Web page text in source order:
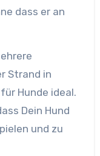
dass er an
Strand in
Hunde ideal.
Dein Hund
und zu